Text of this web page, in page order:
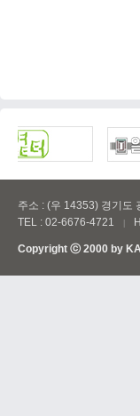
주소 : (우 14353) 경기도
TEL : 02-6676-4721
Copyright ⓒ 2000 by